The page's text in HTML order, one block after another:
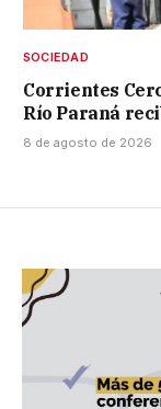
SOCIEDAD
Corrientes
Río Paraná
8 de agosto de 2026